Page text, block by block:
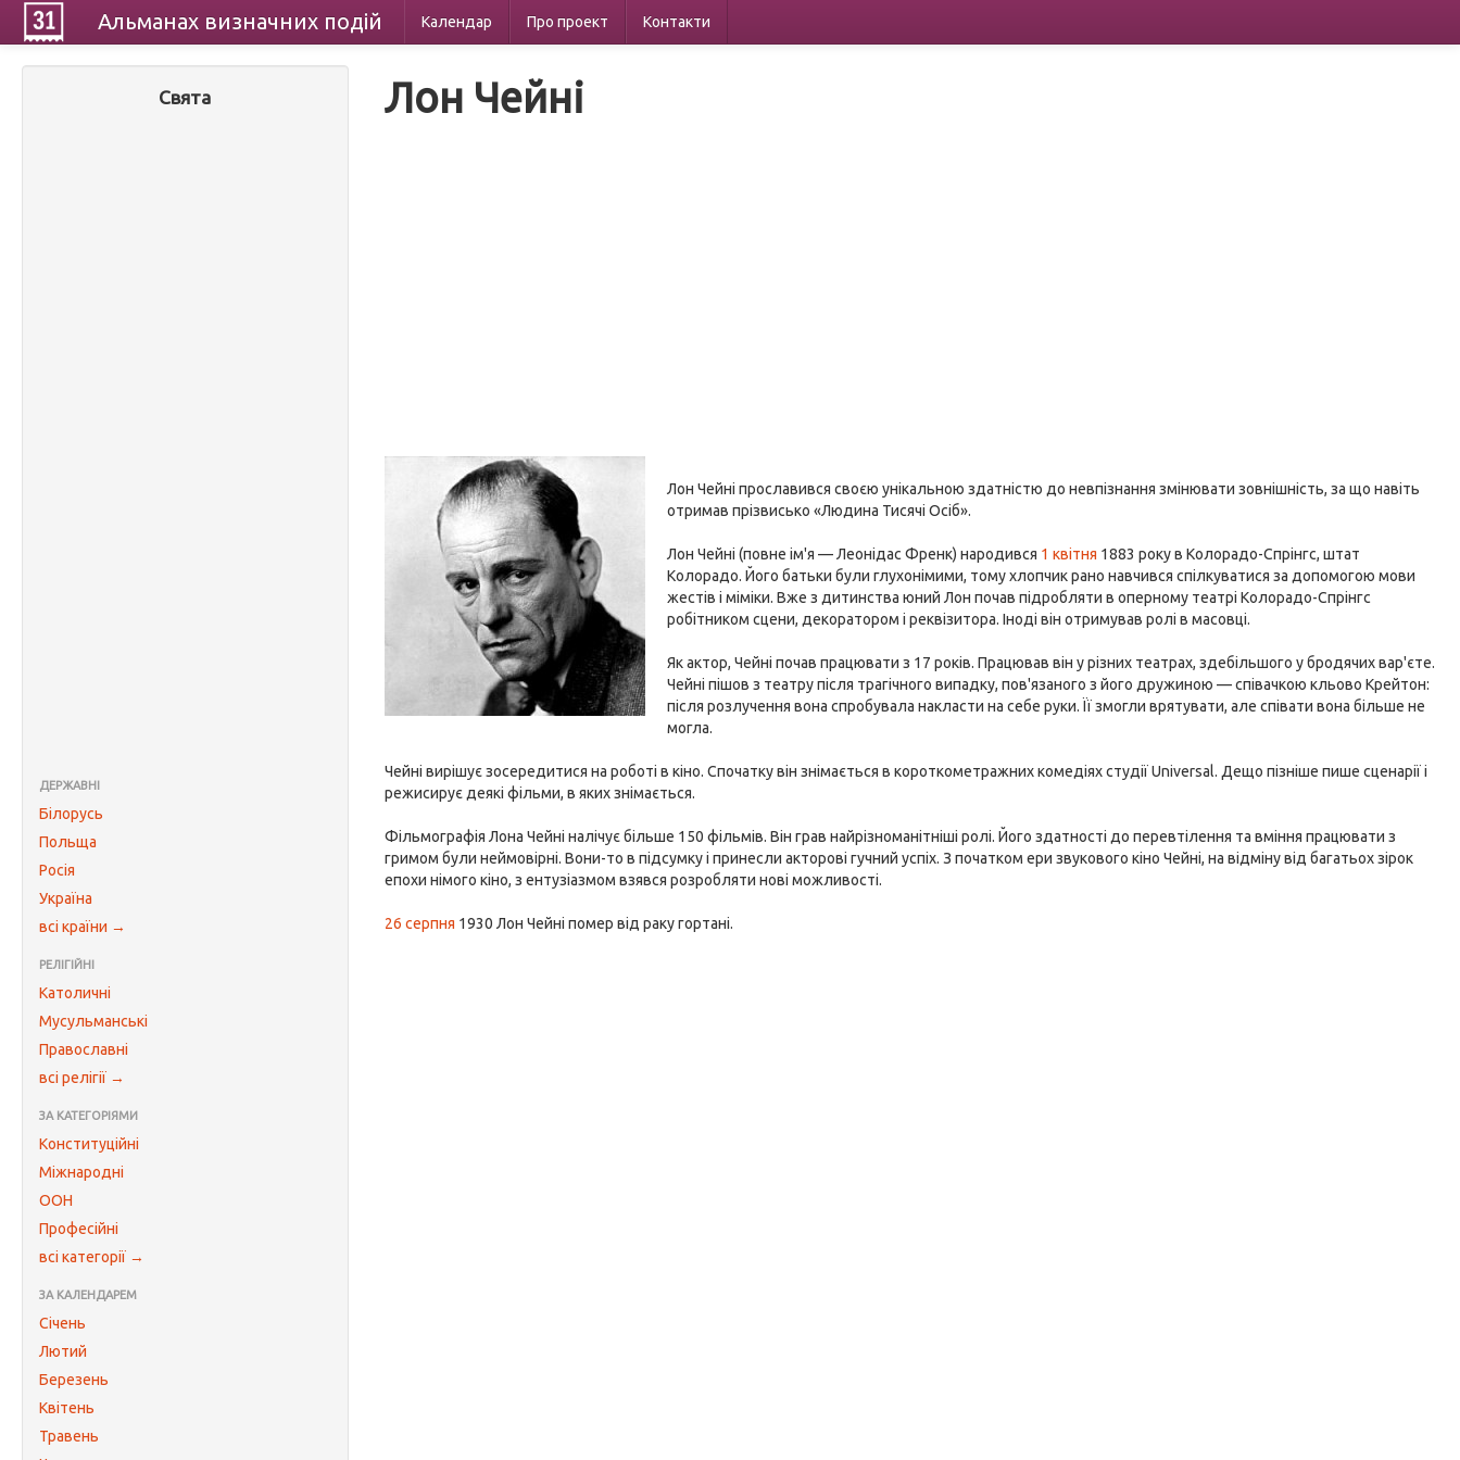
Альманах визначних подій Календар Про проект Контакти
Свята
ДЕРЖАВНІ
Білорусь
Польща
Росія
Україна
всі країни →
РЕЛІГІЙНІ
Католичні
Мусульманські
Православні
всі релігії →
ЗА КАТЕГОРІЯМИ
Конституційні
Міжнародні
ООН
Професійні
всі категорії →
ЗА КАЛЕНДАРЕМ
Січень
Лютий
Березень
Квітень
Травень
Лон Чейні
Лон Чейні прославився своєю унікальною здатністю до невпізнання змінювати зовнішність, за що навіть
отримав прізвисько «Людина Тисячі Осіб».
Лон Чейні (повне ім'я — Леонідас Френк) народився 1 квітня 1883 року в Колорадо-Спрінгс, штат
Колорадо. Його батьки були глухонімими, тому хлопчик рано навчився спілкуватися за допомогою мови
жестів і міміки. Вже з дитинства юний Лон почав підробляти в оперному театрі Колорадо-Спрінгс
робітником сцени, декоратором і реквізитора. Іноді він отримував ролі в масовці.
Як актор, Чейні почав працювати з 17 років. Працював він у різних театрах, здебільшого у бродячих вар'єте.
Чейні пішов з театру після трагічного випадку, пов'язаного з його дружиною — співачкою кльово Крейтон:
після розлучення вона спробувала накласти на себе руки. Її змогли врятувати, але співати вона більше не
могла.
Чейні вирішує зосередитися на роботі в кіно. Спочатку він знімається в короткометражних комедіях студії Universal. Дещо пізніше пише сценарії і
режисирує деякі фільми, в яких знімається.
Фільмографія Лона Чейні налічує більше 150 фільмів. Він грав найрізноманітніші ролі. Його здатності до перевтілення та вміння працювати з
гримом були неймовірні. Вони-то в підсумку і принесли акторові гучний успіх. З початком ери звукового кіно Чейні, на відміну від багатьох зірок
епохи німого кіно, з ентузіазмом взявся розробляти нові можливості.
26 серпня 1930 Лон Чейні помер від раку гортані.